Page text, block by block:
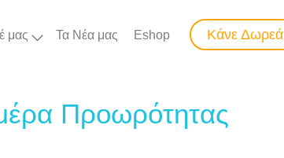
μας Τα Νέα μας Eshop Κάνε Δωρεά
Προωρότητας